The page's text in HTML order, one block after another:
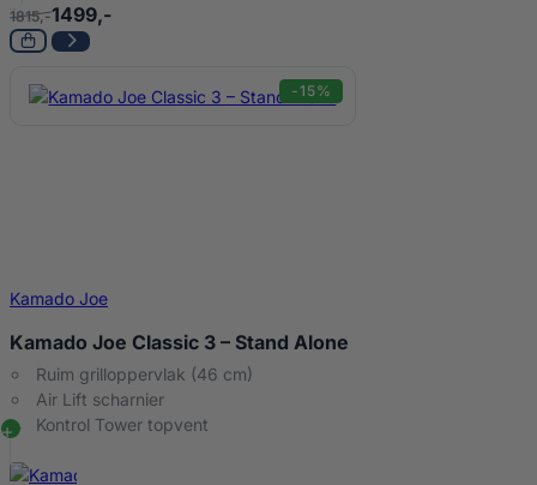
1815,-1499,-
-15%
Kamado Joe
Kamado Joe Classic 3 – Stand Alone
Ruim grilloppervlak (46 cm)
Air Lift scharnier
Kontrol Tower topvent